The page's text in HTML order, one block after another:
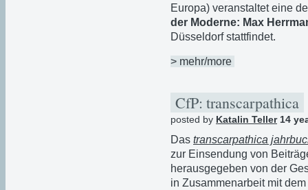
Europa) veranstaltet eine
der Moderne: Max
Düsseldorf stattfindet.
> mehr/more
CfP: transcarpathica
posted by Katalin Teller14
Das transcarpathica
zur Einsendung von
herausgegeben von der
in Zusammenarbeit mit